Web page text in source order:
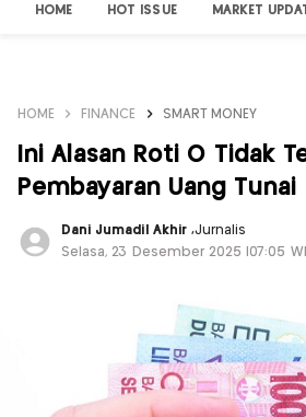
HOME HOT ISSUE MARKET
HOME FINANCE SMART MONEY
Ini Alasan Roti O Tidak
Pembayaran Uang Tunai
Dani Jumadil Akhir ,Jurnalis
Selasa, 23 Desember 2025 |07:05